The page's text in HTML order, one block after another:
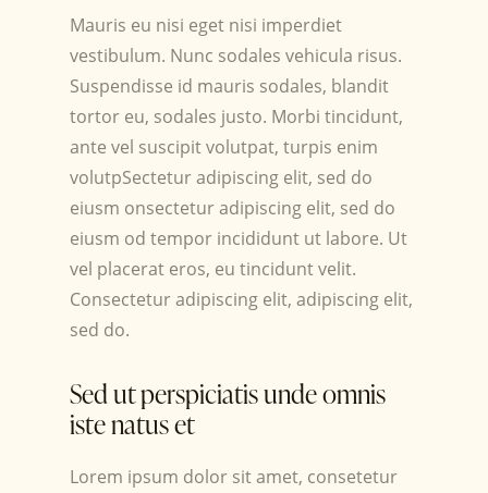
Mauris eu nisi eget nisi imperdiet
vestibulum. Nunc sodales vehicula risus.
Suspendisse id mauris sodales, blandit
tortor eu, sodales justo. Morbi tincidunt,
ante vel suscipit volutpat, turpis enim
volutpSectetur adipiscing elit, sed do
eiusm onsectetur adipiscing elit, sed do
eiusm od tempor incididunt ut labore. Ut
vel placerat eros, eu tincidunt velit.
Consectetur adipiscing elit, adipiscing elit,
sed do.
Sed ut perspiciatis unde omnis
iste natus et
Lorem ipsum dolor sit amet, consetetur